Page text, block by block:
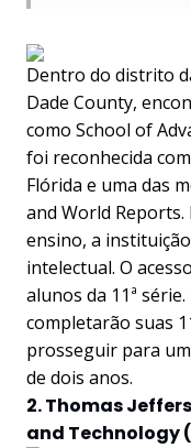
Dentro do distrito
Dade County,
como School of
foi reconhecida
Flórida e uma das
and World Reports.
ensino, a
intelectual. O
alunos da 11ª
completarão suas
prosseguir para
de dois anos.
2. Thomas
and Technology